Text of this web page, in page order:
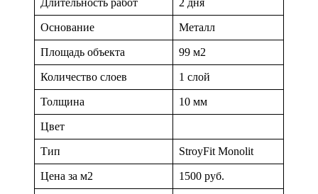
Длительность работ 2 дня
Основание Металл
Площадь объекта 99 м2
Количество слоев 1 слой
Толщина 10 мм
Цвет
Тип StroyFit Monolit
Цена за м2 1500 руб.